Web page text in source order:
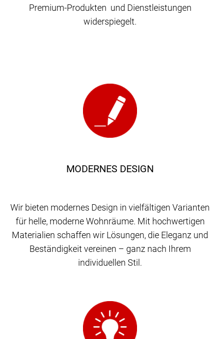
Premium-Produkten und Dienstleistungen
widerspiegelt.
MODERNES DESIGN
Wir bieten modernes Design in vielfältigen Varianten
für helle, moderne Wohnräume. Mit hochwertigen
Materialien schaffen wir Lösungen, die Eleganz und
Beständigkeit vereinen – ganz nach Ihrem
individuellen Stil.